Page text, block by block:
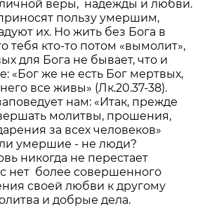
веры, надежды и любви.
пользу умершим,
их. Но жить без Бога в
тебя кто-то потом «вымолит»,
для Бога не бывает, что и
«Бог же не есть Бог мертвых,
все живы» (Лк.20.37-38).
нам: «Итак, прежде
молитвы, прошения,
за всех человеков»
умершие - не люди?
никогда не перестает
нет более совершенного
своей любви к другому
и добрые дела.